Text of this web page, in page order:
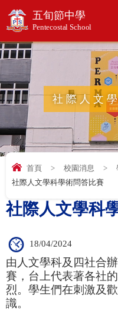
五旬節中學
Pentecostal School
社際人文
首頁 > 校園消息 >
社際人文學科學術問答比賽
社際人文學科
18/04/2024
由人文學科及四社合
賽，台上代表著各社
烈。學生們在刺激及
識。